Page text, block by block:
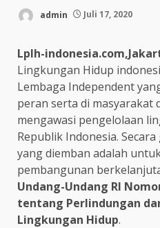
admin Juli 17, 2020
Lplh-
Lingkungan Hidup
Lembaga Independent
peran serta di masyarakat
mengawasi pengelolaan
Republik Indonesia.
yang diemban adalah
pembangunan
Undang-Undang RI
tentang Perlindungan
Lingkungan Hidup.